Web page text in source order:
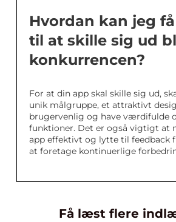
Hvordan kan jeg
til at skille sig ud
konkurrencen?
For at din app skal skille sig ud,
unik målgruppe, et attraktivt
brugervenlig og have værdifulde
funktioner. Det er også vigtigt at
app effektivt og lytte til feedback
at foretage kontinuerlige
Få læst flere